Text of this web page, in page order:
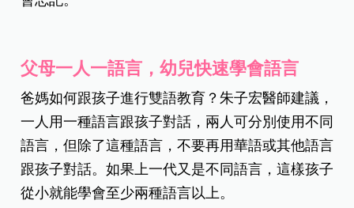
父母一人一語言，幼兒快速學會語言
爸媽如何跟孩子進行雙語教育？朱子宏醫師建議，
一人用一種語言跟孩子對話，兩人可分別使用不同
語言，但除了這種語言，不要再用華語或其他語言
跟孩子對話。如果上一代又是不同語言，這樣孩子
從小就能學會至少兩種語言以上。